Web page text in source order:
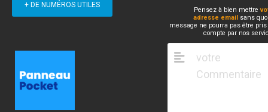
+ DE NUMÉROS UTILES
Pensez à bien mettre
adresse email sans
message ne pourra pas être
compte par nos